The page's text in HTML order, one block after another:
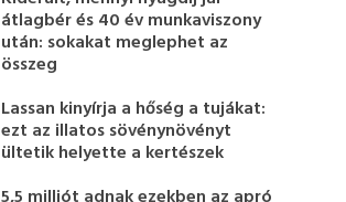
átlagbér és 40 év munkaviszony
után: sokakat meglephet az
összeg
Lassan kinyírja a hőség a tujákat:
ezt az illatos sövénynövényt
ültetik helyette a kertészek